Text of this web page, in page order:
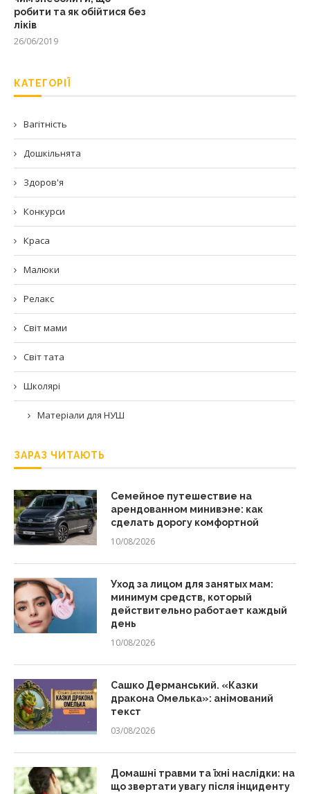
робити та як обійтися без
ліків
26/06/2019
КАТЕГОРІЇ
Вагітність
Дошкільнята
Здоров'я
Конкурси
Краса
Малюки
Релакс
Світ мами
Світ тата
Школярі
Матеріали для НУШ
ЗАРАЗ ЧИТАЮТЬ
Семейное путешествие на
арендованном минивэне: как
сделать дорогу комфортной
10/08/2026
Уход за лицом для занятых мам:
минимум средств, который
действительно работает каждый
день
10/08/2026
Сашко Дерманський. «Казки
дракона Омелька»: анімований
текст
03/08/2026
Домашні травми та їхні наслідки: на
що звертати увагу після інциденту